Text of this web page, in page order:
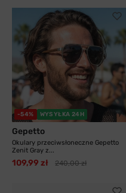
-54% WYSYŁKA 24H 3 kolory
Gepetto
Okulary przeciwsłoneczne Gepetto
Zenit Gray z...
109,99 zł 240,00 zł